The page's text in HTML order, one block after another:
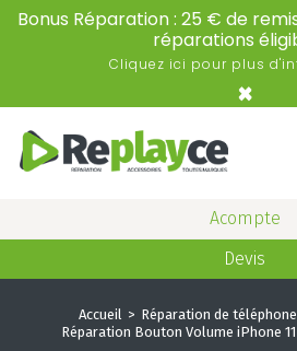
Bonus Réparation : 25 € de
réparations
Cliquez ici pour plus
×
Acompte
Devis
Accueil
Réparation de
Réparation Bouton Volume iPhone